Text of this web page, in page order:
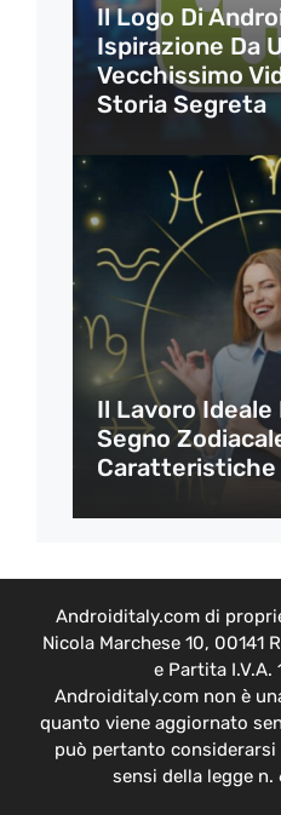
Il Logo Di
Ispirazione Da
Vecchissimo
Storia Segreta
Il Lavoro Ideale
Segno
Caratteristiche
Androiditaly.com di
Nicola Marchese 10, 00141
e Partita I.V.A.
Androiditaly.com non è
quanto viene aggiornato
può pertanto
sensi della legge